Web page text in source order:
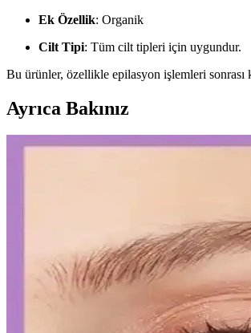
Ek Özellik: Organik
Cilt Tipi: Tüm cilt tipleri için uygundur.
Bu ürünler, özellikle epilasyon işlemleri sonrası
Ayrıca Bakınız
Diş Hassasiyetini Azaltan Doğru
Diş hassasiyetini hafifletmek ve sağlıklı bir
Kalıcı Kalem Göz Makyajı: Uzun
Kalıcı kalem göz makyajı, suya ve tere
Kalıcı Oje Seçenekleri: Nail Master
Nail Master M377 ve M378 modelleri,